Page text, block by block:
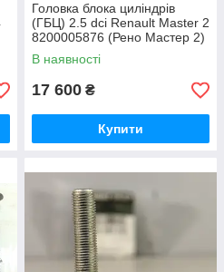
Головка блока циліндрів
(ГБЦ) 2.5 dci Renault Master 2
8200005876 (Рено Мастер 2)
В наявності
17 600 ₴
Купити